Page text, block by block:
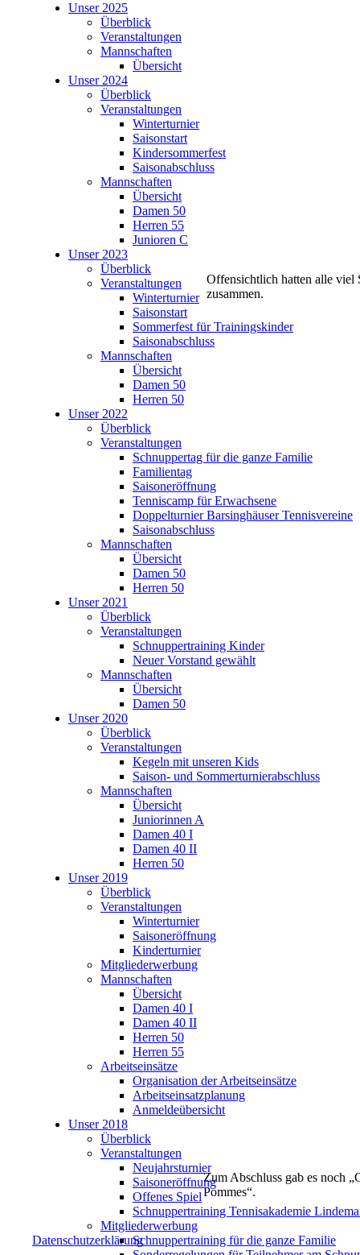
Datenschutzerklärung
Zum Abschluss gab es noch
Pommes“.
Offensichtlich hatten alle viel
zusammen.
Unser 2025
Überblick
Veranstaltungen
Mannschaften
Übersicht
Unser 2024
Überblick
Veranstaltungen
Winterturnier
Saisonstart
Kindersommerfest
Saisonabschluss
Mannschaften
Übersicht
Damen 50
Herren 55
Junioren C
Unser 2023
Überblick
Veranstaltungen
Winterturnier
Saisonstart
Sommerfest für Trainingskinder
Saisonabschluss
Mannschaften
Übersicht
Damen 50
Herren 50
Unser 2022
Überblick
Veranstaltungen
Schnuppertag für die ganze Familie
Familientag
Saisoneröffnung
Tenniscamp für Erwachsene
Doppelturnier Barsinghäuser Tennisvereine
Saisonabschluss
Mannschaften
Übersicht
Damen 50
Herren 50
Unser 2021
Überblick
Veranstaltungen
Schnuppertraining Kinder
Neuer Vorstand gewählt
Mannschaften
Übersicht
Damen 50
Unser 2020
Überblick
Veranstaltungen
Kegeln mit unseren Kids
Saison- und Sommerturnierabschluss
Mannschaften
Übersicht
Juniorinnen A
Damen 40 I
Damen 40 II
Herren 50
Unser 2019
Überblick
Veranstaltungen
Winterturnier
Saisoneröffnung
Kinderturnier
Mitgliederwerbung
Mannschaften
Übersicht
Damen 40 I
Damen 40 II
Herren 50
Herren 55
Arbeitseinsätze
Organisation der Arbeitseinsätze
Arbeitseinsatzplanung
Anmeldeübersicht
Unser 2018
Überblick
Veranstaltungen
Neujahrsturnier
Saisoneröffnung
Offenes Spiel
Schnuppertraining Tennisakademie
Mitgliederwerbung
Schnuppertraining für die ganze Familie